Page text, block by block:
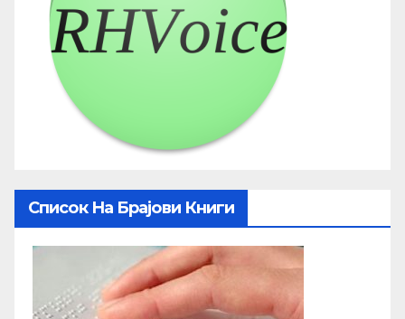
Список На Брајови Книги